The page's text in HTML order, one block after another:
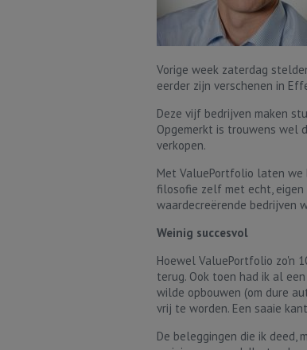
Vorige week zaterdag
eerder zijn verschenen in
Deze vijf bedrijven maken
Opgemerkt is trouwens wel
verkopen.
Met ValuePortfolio laten we
filosofie zelf met echt, eigen
waardecreërende bedrijven
Weinig succesvol
Hoewel ValuePortfolio zo'n
terug. Ook toen had ik al
wilde opbouwen (om dure
vrij te worden. Een saaie
De beleggingen die ik deed,